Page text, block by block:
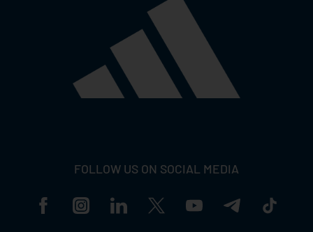
FOLLOW US ON SOCIAL MEDIA